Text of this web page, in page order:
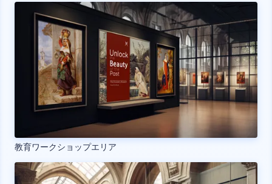
教育ワークショップエリア